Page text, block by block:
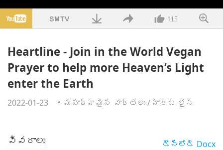
115
Heartline - Join in the World Vegan
Prayer to help more Heaven’s Light
enter the Earth
2022-01-23 గమనార్హమైన వార్తలు/ హార్ట్ లైన్
వివరాలు డౌన్లోడ్ Docx